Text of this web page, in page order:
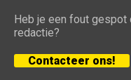
Heb je een fout gespot
redactie?
Contacteer ons!